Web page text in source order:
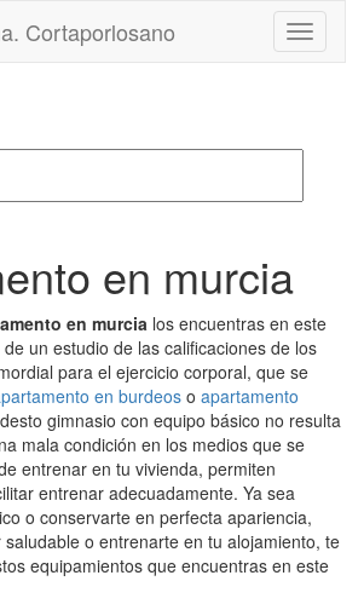
Toggle
en murcia
en murcia los encuentras en este
un estudio de las calificaciones de los
para el ejercicio corporal, que se
en burdeos o apartamento
gimnasio con equipo básico no resulta
mala condición en los medios que se
entrenar en tu vivienda, permiten
entrenar adecuadamente. Ya sea
o conservarte en perfecta apariencia,
o entrenarte en tu alojamiento, te
equipamientos que encuentras en este